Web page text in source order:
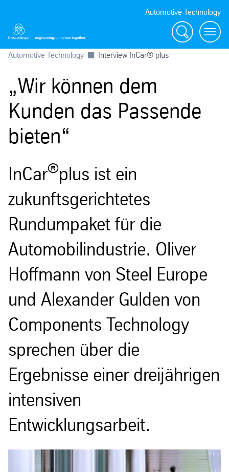
Automotive Technology
Suche
Menü
Automotive Technology Interview InCar® plus
„Wir können dem
Kunden das Passende
bieten“
InCar®plus ist ein
zukunftsgerichtetes
Rundumpaket für die
Automobilindustrie. Oliver
Hoffmann von Steel Europe
und Alexander Gulden von
Components Technology
sprechen über die
Ergebnisse einer dreijährigen
intensiven
Entwicklungsarbeit.